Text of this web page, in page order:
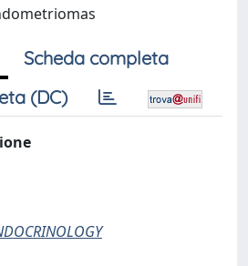
Scheda completa
(DC)